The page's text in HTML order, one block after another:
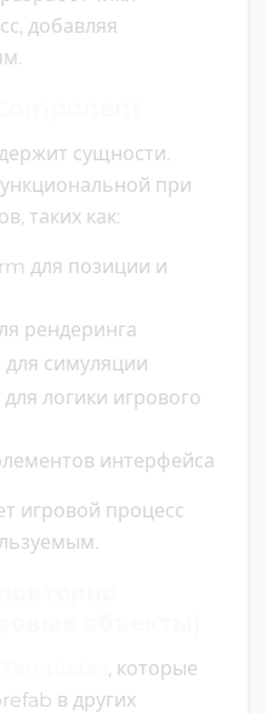
добавляя
сущности.
при
таких как:
для позиции и
рендеринга
симуляции
логики игрового
интерфейса
игровой процесс
, которые
в других